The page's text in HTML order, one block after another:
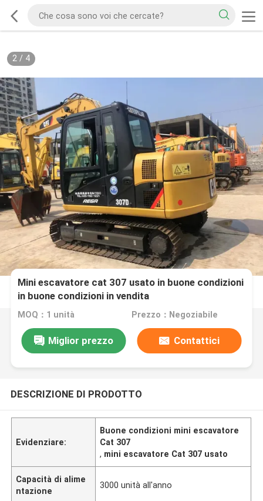
2/ 4
Mini escavatore cat 307 usato in buone condizioni
in buone condizioni in vendita
MOQ：1 unità Prezzo：Negoziabile
Miglior prezzo Contattici
DESCRIZIONE DI PRODOTTO
Evidenziare:
Buone condizioni mini escavatore
Cat 307
, mini escavatore Cat 307 usato
Capacità di alime
ntazione
3000 unità all'anno